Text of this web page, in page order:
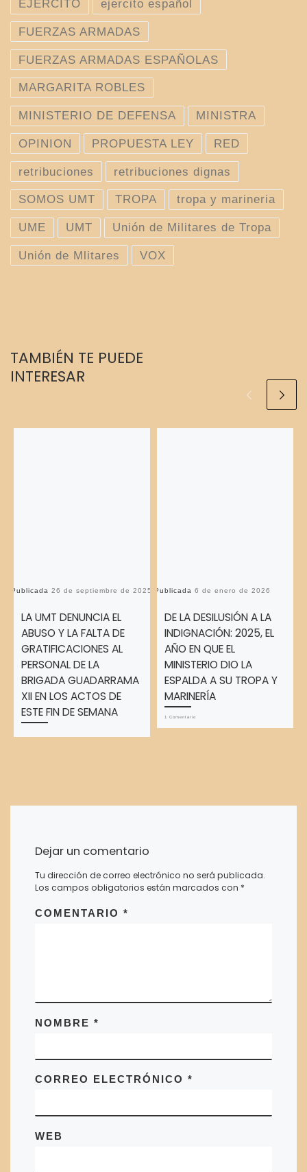
EJERCITO ejercito español
FUERZAS ARMADAS
FUERZAS ARMADAS ESPAÑOLAS
MARGARITA ROBLES
MINISTERIO DE DEFENSA MINISTRA
OPINION PROPUESTA LEY RED
retribuciones retribuciones dignas
SOMOS UMT TROPA tropa y marineria
UME UMT Unión de Militares de Tropa
Unión de Mlitares VOX
TAMBIÉN TE PUEDE
INTERESAR
Publicada26 de septiembre de 2025
LA UMT DENUNCIA EL
ABUSO Y LA FALTA DE
GRATIFICACIONES AL
PERSONAL DE LA
BRIGADA GUADARRAMA
XII EN LOS ACTOS DE
ESTE FIN DE SEMANA
Publicada6 de enero de 2026
DE LA DESILUSIÓN A LA
INDIGNACIÓN: 2025, EL
AÑO EN QUE EL
MINISTERIO DIO LA
ESPALDA A SU TROPA Y
MARINERÍA
1 Comentario
Dejar un comentario
Tu dirección de correo electrónico no será publicada.
Los campos obligatorios están marcados con *
COMENTARIO*
NOMBRE*
CORREO ELECTRÓNICO*
WEB